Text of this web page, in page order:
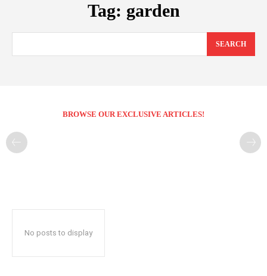
Tag: garden
SEARCH
BROWSE OUR EXCLUSIVE ARTICLES!
No posts to display